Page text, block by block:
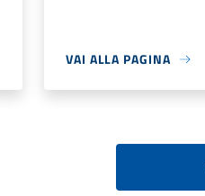
VAI ALLA PAGINA